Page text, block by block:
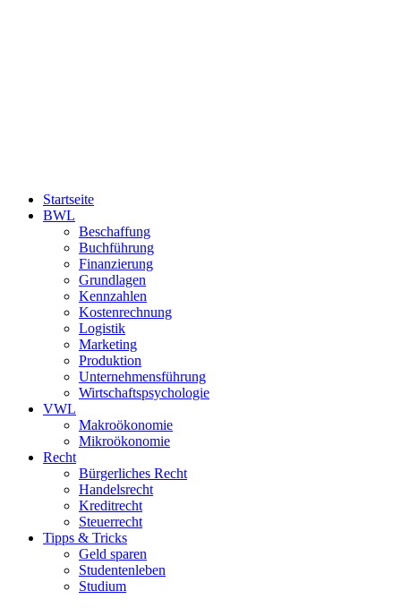
Startseite
BWL
Beschaffung
Buchführung
Finanzierung
Grundlagen
Kennzahlen
Kostenrechnung
Logistik
Marketing
Produktion
Unternehmensführung
Wirtschaftspsychologie
VWL
Makroökonomie
Mikroökonomie
Recht
Bürgerliches Recht
Handelsrecht
Kreditrecht
Steuerrecht
Tipps & Tricks
Geld sparen
Studentenleben
Studium